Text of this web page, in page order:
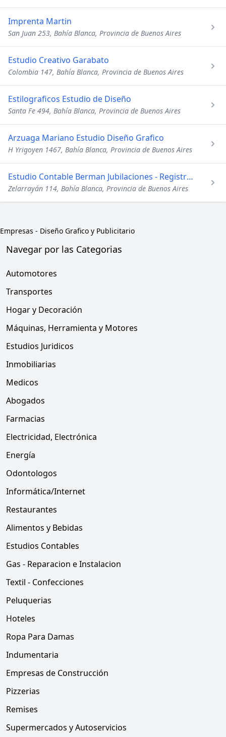
Imprenta Martin
San Juan 253, Bahía Blanca, Provincia de Buenos Aires
Estudio Creativo Garabato
Colombia 147, Bahía Blanca, Provincia de Buenos Aires
Estilograficos Estudio de Diseño
Santa Fe 494, Bahía Blanca, Provincia de Buenos Aires
Arzuaga Mariano Estudio Diseño Grafico
H Yrigoyen 1467, Bahía Blanca, Provincia de Buenos Aires
Estudio Contable Berman Jubilaciones - Registro de Marcas
Zelarrayán 114, Bahía Blanca, Provincia de Buenos Aires
Empresas - Diseño Grafico y Publicitario
Navegar por las Categorias
Automotores
Transportes
Hogar y Decoración
Máquinas, Herramienta y Motores
Estudios Juridicos
Inmobiliarias
Medicos
Abogados
Farmacias
Electricidad, Electrónica
Energía
Odontologos
Informática/Internet
Restaurantes
Alimentos y Bebidas
Estudios Contables
Gas - Reparacion e Instalacion
Textil - Confecciones
Peluquerias
Hoteles
Ropa Para Damas
Indumentaria
Empresas de Construcción
Pizzerias
Remises
Supermercados y Autoservicios